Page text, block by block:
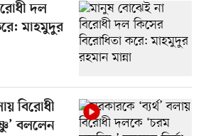
দল
মাহমুদুর
বিরোধী
বললেন